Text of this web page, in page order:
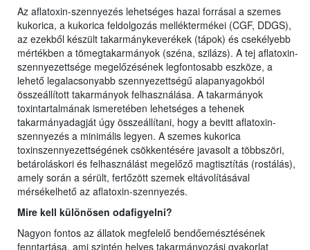
Az aflatoxin-szennyezés lehetséges hazai forrásai a szemes
kukorica, a kukorica feldolgozás melléktermékei (CGF, DDGS),
az ezekből készült takarmánykeverékek (tápok) és csekélyebb
mértékben a tömegtakarmányok (széna, szilázs). A tej aflatoxin-
szennyezettsége megelőzésének legfontosabb eszköze, a
lehető legalacsonyabb szennyezettségű alapanyagokból
összeállított takarmányok felhasználása. A takarmányok
toxintartalmának ismeretében lehetséges a tehenek
takarmányadagját úgy összeállítani, hogy a bevitt aflatoxin-
szennyezés a minimális legyen. A szemes kukorica
toxinszennyezettségének csökkentésére javasolt a többszöri,
betároláskori és felhasználást megelőző magtisztítás (rostálás),
amely során a sérült, fertőzött szemek eltávolításával
mérsékelhető az aflatoxin-szennyezés.
Mire kell különösen odafigyelni?
Nagyon fontos az állatok megfelelő bendőemésztésének
fenntartása, ami szintén helyes takarmányozási gyakorlat